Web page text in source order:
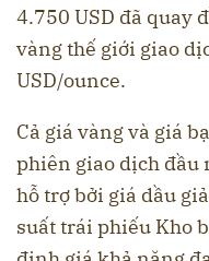
4.750 USD đã quay
vàng thế giới giao
USD/ounce.
Cả giá vàng và giá
phiên giao dịch đầu
hỗ trợ bởi giá dầu
suất trái phiếu Kho